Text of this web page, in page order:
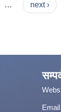
… next ›